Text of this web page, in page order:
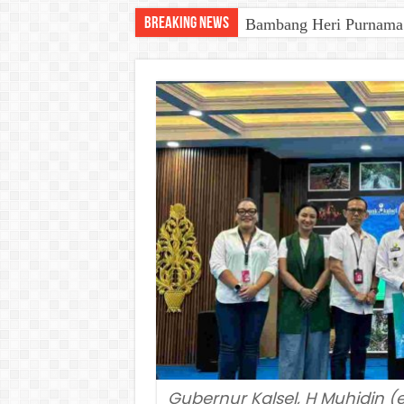
Breaking News Bambang Heri
Gatriwara Kalsel
Gubernur Kalsel, H Muhidin